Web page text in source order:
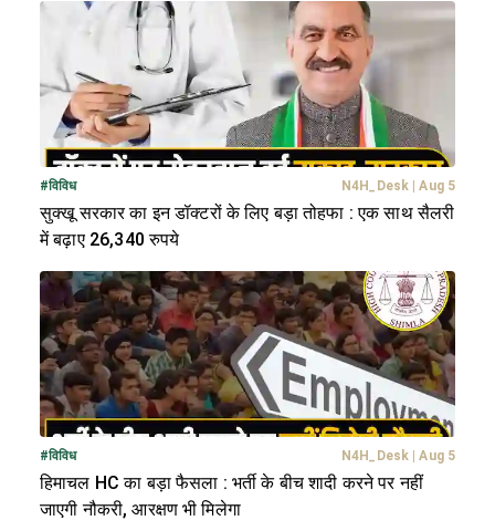
#विविध N4H_Desk Aug 5
सुक्खू सरकार का इन डॉक्टरों के लिए बड़ा तोहफा : एक साथ सैलरी
में बढ़ाए 26,340 रुपये
#विविध N4H_Desk Aug 5
हिमाचल HC का बड़ा फैसला : भर्ती के बीच शादी करने पर नहीं
जाएगी नौकरी, आरक्षण भी मिलेगा